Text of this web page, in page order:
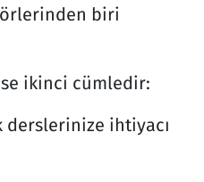
biri
ikinci cümledir:
ihtiyacı